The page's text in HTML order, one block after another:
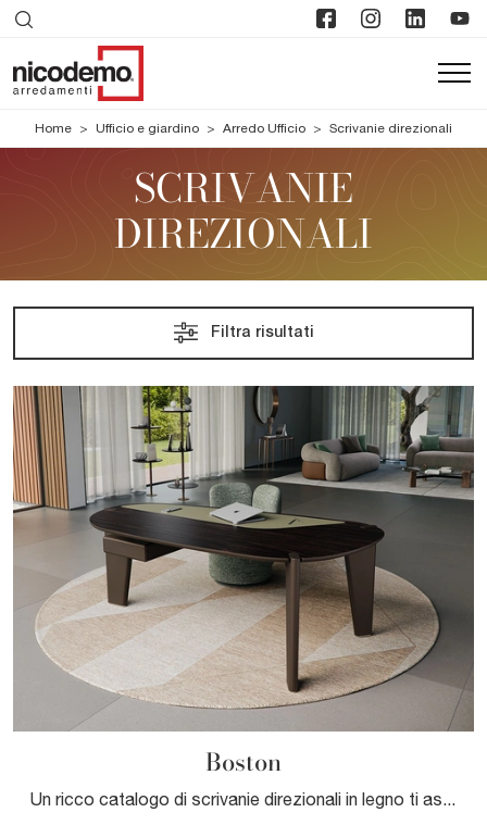
Home > Ufficio e giardino > Arredo Ufficio > Scrivanie direzionali
SCRIVANIE
DIREZIONALI
Filtra risultati
Boston